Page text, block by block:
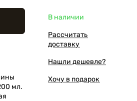
мл.
В наличии
Рассчитать
доставку
Нашли дешевле?
Хочу в подарок